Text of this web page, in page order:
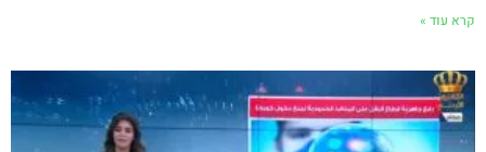
קרא עוד »